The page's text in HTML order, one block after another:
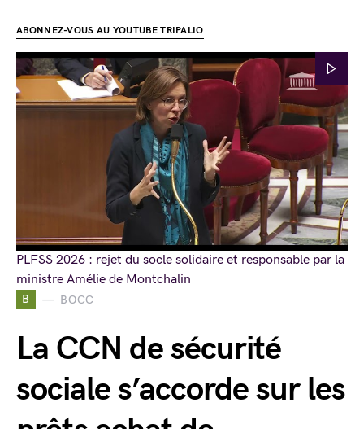
B BOCC
La CCN de sécurité
sociale s’accorde sur les
ABONNEZ-VOUS AU YOUTUBE TRIPALIO
PLFSS 2026 : rejet du socle solidaire et responsable par la
ministre Amélie de Montchalin